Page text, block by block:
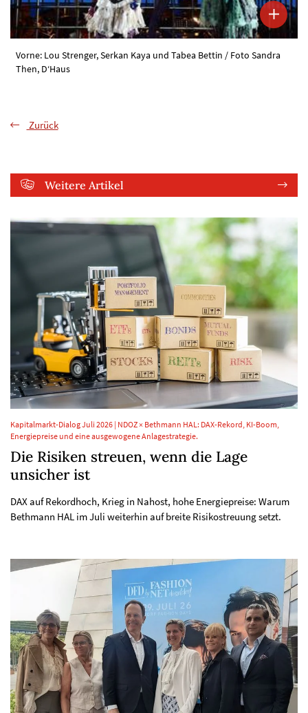
Vorne: Lou Strenger, Serkan Kaya und Tabea Bettin / Foto Sandra
Then, D‘Haus
Zurück
Weitere Artikel
Kapitalmarkt-Dialog Juli 2026 | NDOZ × Bethmann HAL: DAX-Rekord, KI-Boom,
Energiepreise und eine ausgewogene Anlagestrategie.
Die Risiken streuen, wenn die Lage
unsicher ist
DAX auf Rekordhoch, Krieg in Nahost, hohe Energiepreise: Warum
Bethmann HAL im Juli weiterhin auf breite Risikostreuung setzt.